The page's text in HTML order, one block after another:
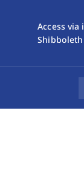
Access
Shibboleth